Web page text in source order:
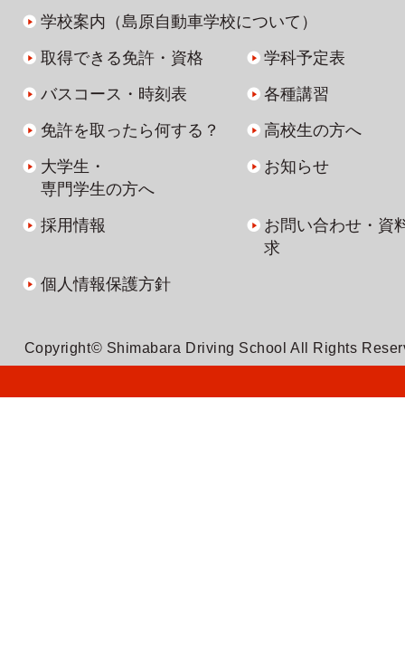
学校案内（島原自動車学校について）
取得できる免許・資格
学科予定表
バスコース・時刻表
各種講習
免許を取ったら何する？
高校生の方へ
大学生・
専門学生の方へ
お知らせ
採用情報
お問い合わせ・資
求
個人情報保護方針
Copyright© Shimabara Driving School All Rights